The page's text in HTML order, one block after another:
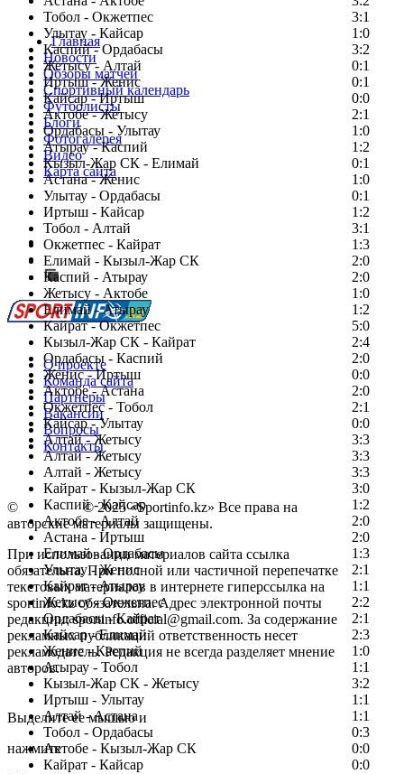
Тобол - Окжетпес
3:1
Улытау - Кайсар
1:0
Каспий - Ордабасы
3:2
Жетысу - Алтай
0:1
Иртыш - Женис
0:1
Кайсар - Иртыш
0:0
Актобе - Жетысу
2:1
Ордабасы - Улытау
1:0
Атырау - Каспий
1:2
Кызыл-Жар СК - Елимай
0:1
Астана - Женис
1:0
Улытау - Ордабасы
0:1
Иртыш - Кайсар
1:2
Тобол - Алтай
3:1
Окжетпес - Кайрат
1:3
Елимай - Кызыл-Жар СК
2:0
Каспий - Атырау
2:0
Жетысу - Актобе
1:0
Елимай - Атырау
1:2
Кайрат - Окжетпес
5:0
Кызыл-Жар СК - Кайрат
2:4
Ордабасы - Каспий
2:0
Женис - Иртыш
0:0
Актобе - Астана
2:0
Окжетпес - Тобол
2:1
Кайсар - Улытау
0:0
Алтай - Жетысу
3:3
Алтай - Жетысу
3:3
Алтай - Жетысу
3:3
Кайрат - Кызыл-Жар СК
3:0
Каспий - Кайсар
1:2
Актобе - Алтай
2:0
Астана - Иртыш
2:0
Елимай - Ордабасы
1:3
Улытау - Женис
2:1
Кайрат - Атырау
1:1
Жетысу - Окжетпес
2:2
Ордабасы - Кайрат
2:1
Кайсар - Елимай
2:3
Женис - Каспий
1:0
Атырау - Тобол
1:1
Кызыл-Жар СК - Жетысу
3:2
Иртыш - Улытау
1:1
Алтай - Астана
1:1
Тобол - Ордабасы
0:3
Актобе - Кызыл-Жар СК
0:0
Кайрат - Кайсар
0:0
Главная
Новости
Обзоры матчей
Спортивный календарь
Футболисты
Блоги
Фотогалерея
Видео
Карта сайта
Есть идея?
Сообщить о мероприятии
Перейти на старый сайт
О проекте
Команда сайта
Партнеры
Вакансии
Вопросы
Контакты
© Copyright© 2025 «Sportinfo.kz» Все права на
авторские материалы защищены.
При использовании материалов сайта ссылка
обязательна. При полной или частичной перепечатке
текстовых материалов в интернете гиперссылка на
sportinfo.kz обязательна. Адрес электронной почты
редакции: sportinfo.official@gmail.com. За содержание
рекламных публикаций ответственность несет
рекламодатель. Редакция не всегда разделяет мнение
авторов.
Заметили ошибку в тексте?
Выделите ее мышью и
нажмите